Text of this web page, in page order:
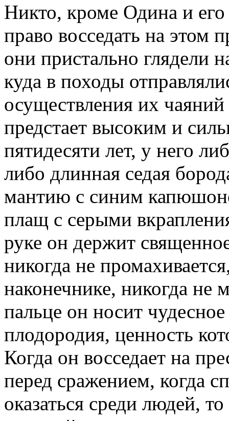
Никто, кроме Одина и
право восседать на этом
они пристально глядели
куда в походы
осуществления их
предстает высоким и
пятидесяти лет, у него
либо длинная седая
мантию с синим
плащ с серыми
руке он держит
никогда не
наконечнике, никогда
пальце он носит
плодородия, ценность
Когда он восседает на
перед сражением, когда
оказаться среди людей,